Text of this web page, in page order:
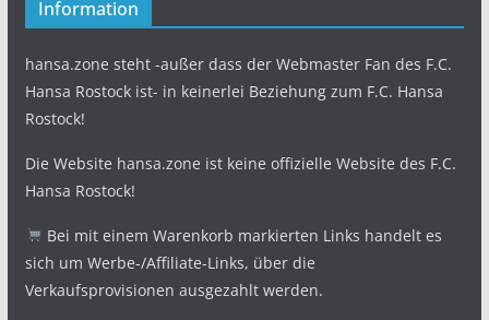
Information
hansa.zone steht -außer dass der Webmaster Fan des F.C.
Hansa Rostock ist- in keinerlei Beziehung zum F.C. Hansa
Rostock!
Die Website hansa.zone ist keine offizielle Website des F.C.
Hansa Rostock!
Bei mit einem Warenkorb markierten Links handelt es
sich um Werbe-/Affiliate-Links, über die
Verkaufsprovisionen ausgezahlt werden.